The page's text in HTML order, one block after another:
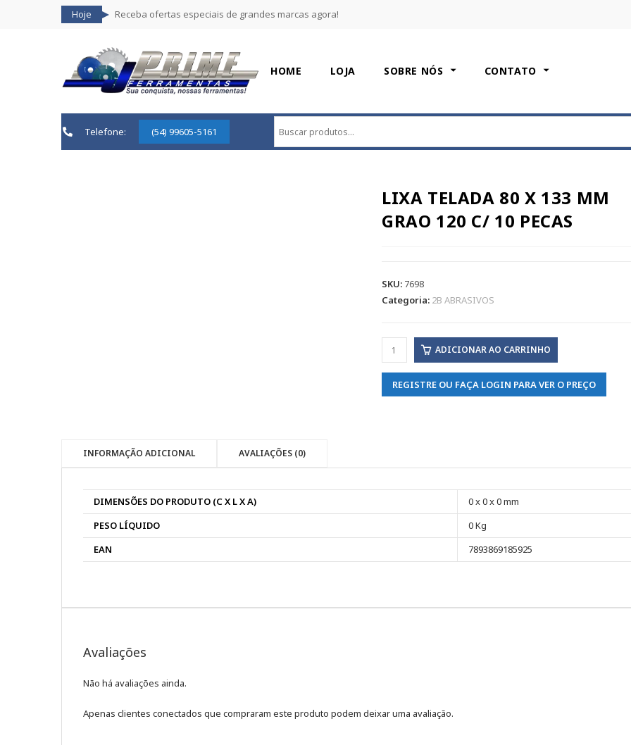
Hoje Receba ofertas especiais de grandes marcas agora!
HOME LOJA SOBRE NÓS CONTATO
Telefone: (54) 99605-5161
LIXA TELADA 80 X 133 MM
GRAO 120 C/ 10 PECAS
SKU: 7698
Categoria: 2B ABRASIVOS
ADICIONAR AO CARRINHO
REGISTRE OU FAÇA LOGIN PARA VER O PREÇO
INFORMAÇÃO ADICIONAL AVALIAÇÕES (0)
DIMENSÕES DO PRODUTO (C X L X A)
0 x 0 x 0 mm
PESO LÍQUIDO
0 Kg
EAN
7893869185925
Avaliações
Não há avaliações ainda.
Apenas clientes conectados que compraram este produto podem deixar uma avaliação.